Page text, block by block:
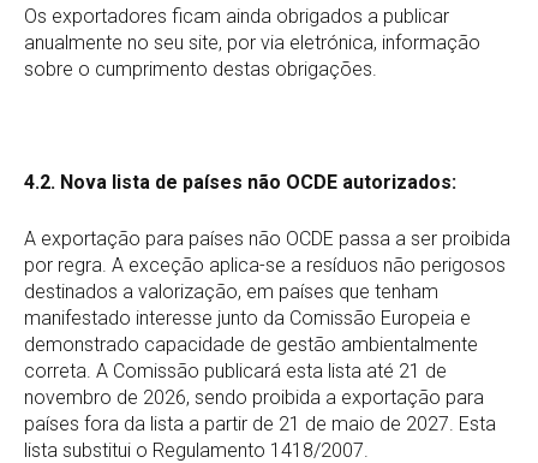
Os exportadores ficam ainda obrigados a publicar
anualmente no seu site, por via eletrónica, informação
sobre o cumprimento destas obrigações.
4.2. Nova lista de países não OCDE autorizados:
A exportação para países não OCDE passa a ser proibida
por regra. A exceção aplica-se a resíduos não perigosos
destinados a valorização, em países que tenham
manifestado interesse junto da Comissão Europeia e
demonstrado capacidade de gestão ambientalmente
correta. A Comissão publicará esta lista até 21 de
novembro de 2026, sendo proibida a exportação para
países fora da lista a partir de 21 de maio de 2027. Esta
lista substitui o Regulamento 1418/2007.